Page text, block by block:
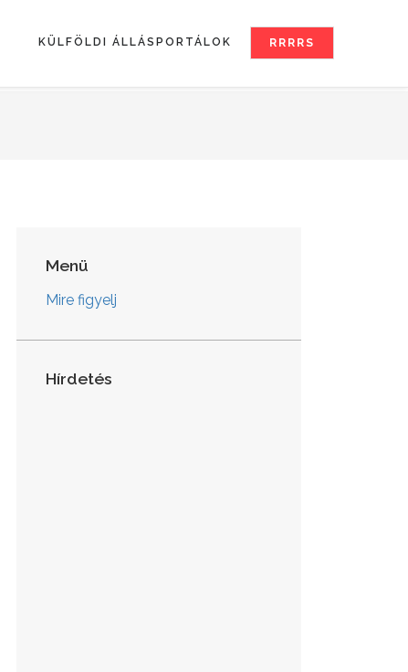
RRRRS
KÜLFÖLDI ÁLLÁSPORTÁLOK
Menü
Mire figyelj
Hírdetés